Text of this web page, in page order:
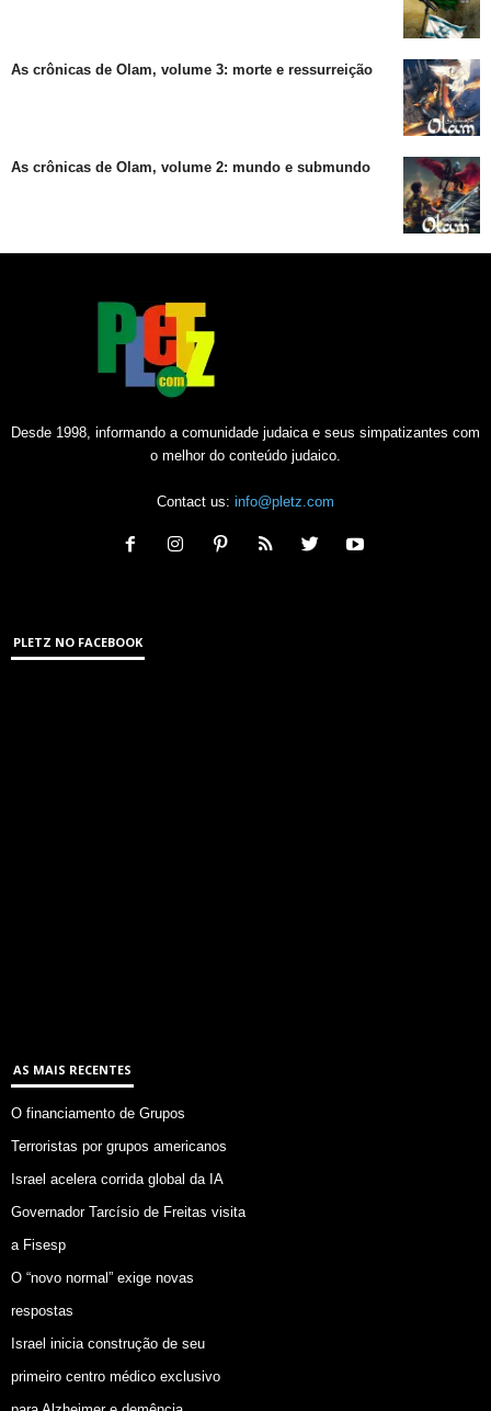
As crônicas de Olam, volume 3: morte e ressurreição
As crônicas de Olam, volume 2: mundo e submundo
Desde 1998, informando a comunidade judaica e seus simpatizantes com
o melhor do conteúdo judaico.
Contact us: info@pletz.com
PLETZ NO FACEBOOK
AS MAIS RECENTES
O financiamento de Grupos
Terroristas por grupos americanos
Israel acelera corrida global da IA
Governador Tarcísio de Freitas visita
a Fisesp
O “novo normal” exige novas
respostas
Israel inicia construção de seu
primeiro centro médico exclusivo